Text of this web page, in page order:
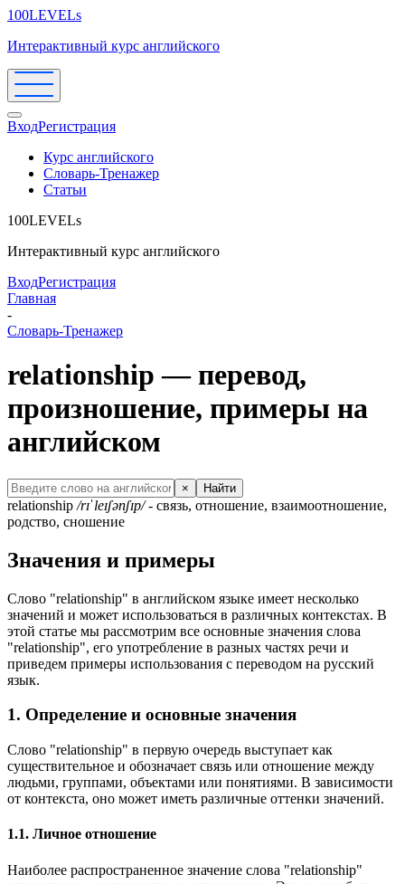
100LEVELs
Интерактивный курс английского
ВходРегистрация
Курс английского
Словарь-Тренажер
Статьи
100LEVELs
Интерактивный курс английского
ВходРегистрация
Главная
-
Словарь-Тренажер
relationship — перевод,
произношение, примеры на
английском
× Найти
relationship /rɪˈleɪʃənʃɪp/- связь, отношение, взаимоотношение,
родство, сношение
Значения и примеры
Слово "relationship" в английском языке имеет несколько
значений и может использоваться в различных контекстах. В
этой статье мы рассмотрим все основные значения слова
"relationship", его употребление в разных частях речи и
приведем примеры использования с переводом на русский
язык.
1. Определение и основные значения
Слово "relationship" в первую очередь выступает как
существительное и обозначает связь или отношение между
людьми, группами, объектами или понятиями. В зависимости
от контекста, оно может иметь различные оттенки значений.
1.1. Личное отношение
Наиболее распространенное значение слова "relationship"